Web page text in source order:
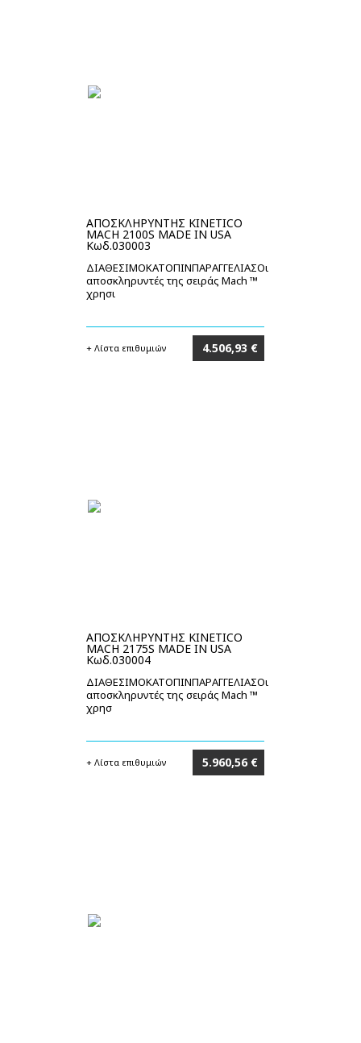
ΑΠΟΣΚΛΗΡΥΝΤΗΣ KINETICO
MACH 2100S MADE IN USA
Κωδ.030003
ΔΙΑΘΕΣΙΜΟΚΑΤΟΠΙΝΠΑΡΑΓΓΕΛΙΑΣΟι
αποσκληρυντές της σειράς Mach ™
χρησι
+ Λίστα επιθυμιών 4.506,93 €
ΑΠΟΣΚΛΗΡΥΝΤΗΣ KINETICO
MACH 2175S MADE IN USA
Κωδ.030004
ΔΙΑΘΕΣΙΜΟΚΑΤΟΠΙΝΠΑΡΑΓΓΕΛΙΑΣΟι
αποσκληρυντές της σειράς Mach ™
χρησ
+ Λίστα επιθυμιών 5.960,56 €